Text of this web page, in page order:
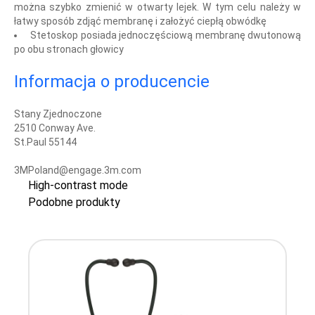
można szybko zmienić w otwarty lejek. W tym celu należy w
łatwy sposób zdjąć membranę i założyć ciepłą obwódkę
Stetoskop posiada jednoczęściową membranę dwutonową
po obu stronach głowicy
Informacja o producencie
Stany Zjednoczone
2510 Conway Ave.
St.Paul 55144
3MPoland@engage.3m.com
High-contrast mode
Podobne produkty